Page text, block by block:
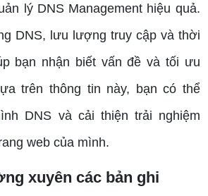
lý DNS Management hiệu quả.
DNS, lưu lượng truy cập và thời
bạn nhận biết vấn đề và tối ưu
trên thông tin này, bạn có thể
DNS và cải thiện trải nghiệm
web của mình.
xuyên các bản ghi